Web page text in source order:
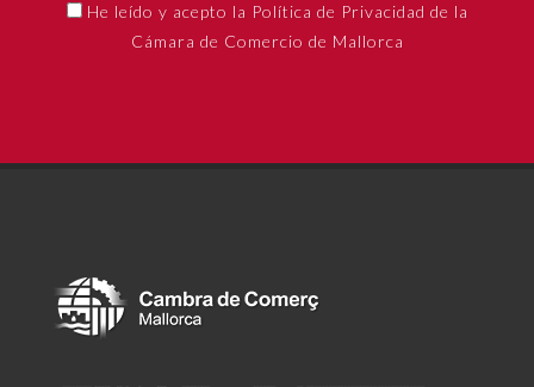
He leído y acepto la Política de Privacidad de la
Cámara de Comercio de Mallorca